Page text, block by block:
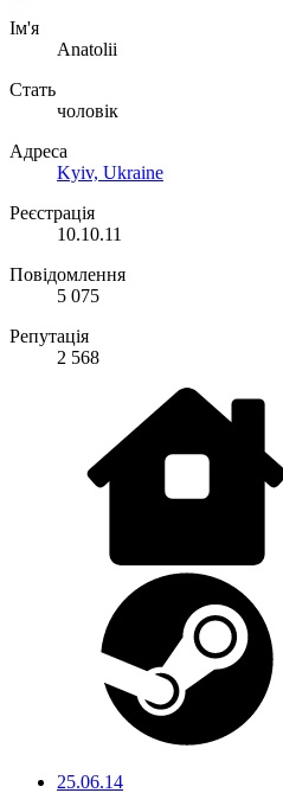
Ім'я
Anatolii
Стать
чоловік
Адреса
Kyiv, Ukraine
Реєстрація
10.10.11
Повідомлення
5 075
Репутація
2 568
25.06.14